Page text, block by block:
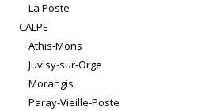
La Poste
CALPE
Athis-Mons
Juvisy-sur-Orge
Morangis
Paray-Vieille-Poste